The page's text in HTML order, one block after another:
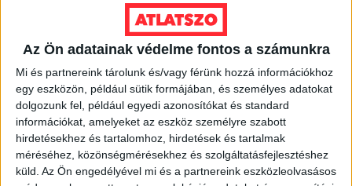
Az Ön adatainak védelme fontos a számunkra
Mi és partnereink tárolunk és/vagy férünk hozzá információkhoz
egy eszközön, például sütik formájában, és személyes adatokat
dolgozunk fel, például egyedi azonosítókat és standard
információkat, amelyeket az eszköz személyre szabott
hirdetésekhez és tartalomhoz, hirdetések és tartalmak
méréséhez, közönségmérésekhez és szolgáltatásfejlesztéshez
küld. Az Ön engedélyével mi és a partnereink eszközleolvasásos
2018. március 20. 4
EGYÉB
Túltolták a propagandát?
Menekülnek az olvasók Andy
Vajna Délmagyarországától
Nincs egy éve, hogy kiderült: az utolsó, függetlenként
számon tartott napilapok is kormány-közeli kézbe